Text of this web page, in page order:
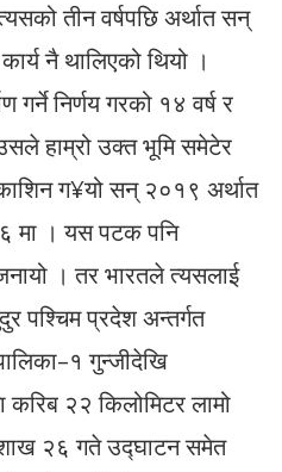
तीन वर्षपछि अर्थात सन्
नै थालिएको थियो ।
गर्ने निर्णय गरको १४ वर्ष र
हाम्रो उक्त भूमि समेटेर
ग¥यो सन् २०१९ अर्थात
मा । यस पटक पनि
। तर भारतले त्यसलाई
पश्चिम प्रदेश अन्तर्गत
गुन्जीदेखि
करिब २२ किलोमिटर लामो
२६ गते उद्घाटन समेत